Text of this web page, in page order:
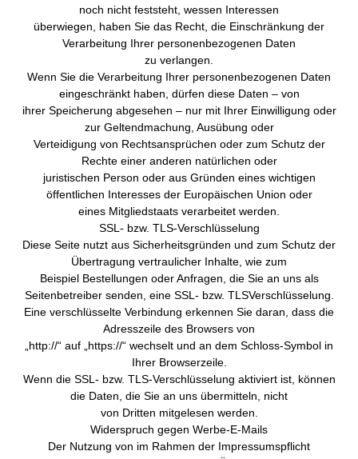
noch nicht feststeht, wessen Interessen
überwiegen, haben Sie das Recht, die Einschränkung der
Verarbeitung Ihrer personenbezogenen Daten
zu verlangen.
Wenn Sie die Verarbeitung Ihrer personenbezogenen Daten
eingeschränkt haben, dürfen diese Daten – von
ihrer Speicherung abgesehen – nur mit Ihrer Einwilligung oder
zur Geltendmachung, Ausübung oder
Verteidigung von Rechtsansprüchen oder zum Schutz der
Rechte einer anderen natürlichen oder
juristischen Person oder aus Gründen eines wichtigen
öffentlichen Interesses der Europäischen Union oder
eines Mitgliedstaats verarbeitet werden.
SSL- bzw. TLS-Verschlüsselung
Diese Seite nutzt aus Sicherheitsgründen und zum Schutz der
Übertragung vertraulicher Inhalte, wie zum
Beispiel Bestellungen oder Anfragen, die Sie an uns als
Seitenbetreiber senden, eine SSL- bzw. TLSVerschlüsselung.
Eine verschlüsselte Verbindung erkennen Sie daran, dass die
Adresszeile des Browsers von
„http://“ auf „https://“ wechselt und an dem Schloss-Symbol in
Ihrer Browserzeile.
Wenn die SSL- bzw. TLS-Verschlüsselung aktiviert ist, können
die Daten, die Sie an uns übermitteln, nicht
von Dritten mitgelesen werden.
Widerspruch gegen Werbe-E-Mails
Der Nutzung von im Rahmen der Impressumspflicht